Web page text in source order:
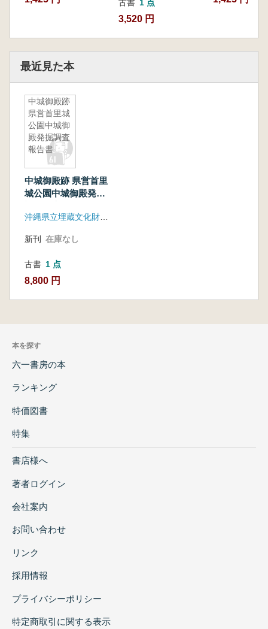
古書 1 点
3,520 円
最近見た本
中城御殿跡
県営首里城
公園中城御
殿発掘調査
報告書
中城御殿跡 県営首里
城公園中城御殿発掘
沖縄県立埋蔵文化財センター
新刊 在庫なし
古書 1 点
8,800 円
本を探す
六一書房の本
ランキング
特価図書
特集
書店様へ
著者ログイン
会社案内
お問い合わせ
リンク
採用情報
プライバシーポリシー
特定商取引に関する表示